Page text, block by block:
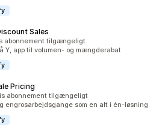
Sales
altabonnement tilgængeligt
Y, app til volumen- og mængderabat
Pricing
altabonnement tilgængeligt
engrosarbejdsgange som en alt i én-løsning